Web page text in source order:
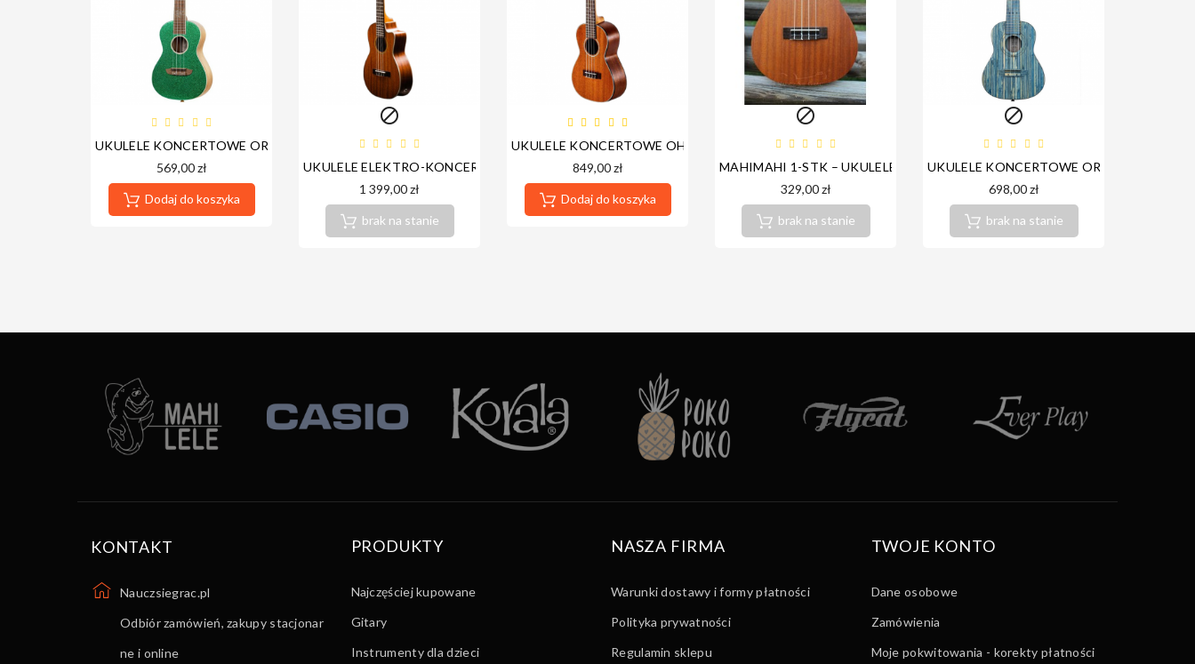
UKULELE KONCERTOWE ORTEGA RUEL-MGR
569,00 zł
Dodaj do koszyka

UKULELE ELEKTRO-KONCERTOWE OHANA CK-20CE
1 399,00 zł
brak na stanie
UKULELE KONCERTOWE OHANA CK-14
849,00 zł
Dodaj do koszyka

MAHIMAHI 1-STK – UKULELE KONCERTOWE
329,00 zł
brak na stanie

UKULELE KONCERTOWE ORTEGA RUSWB-
698,00 zł
brak na stanie
KONTAKT
Nauczsiegrac.pl
Odbiór zamówień, zakupy stacjonar
ne i online
PRODUKTY
Najczęściej kupowane
Gitary
Instrumenty dla dzieci
NASZA FIRMA
Warunki dostawy i formy płatności
Polityka prywatności
Regulamin sklepu
TWOJE KONTO
Dane osobowe
Zamówienia
Moje pokwitowania - korekty płatności